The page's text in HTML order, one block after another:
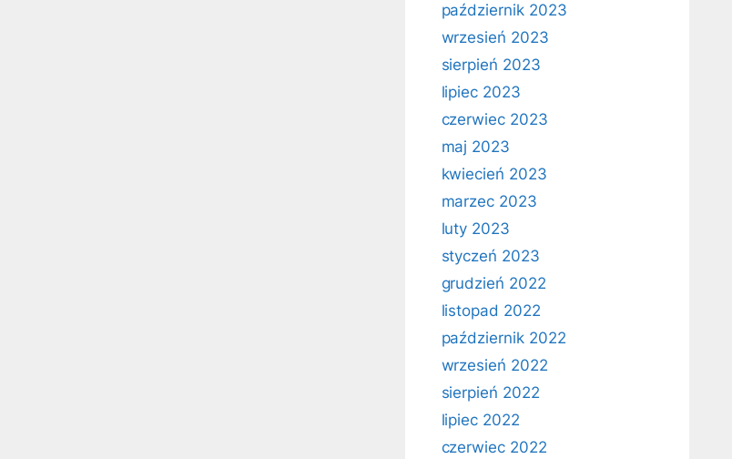
październik 2023
wrzesień 2023
sierpień 2023
lipiec 2023
czerwiec 2023
maj 2023
kwiecień 2023
marzec 2023
luty 2023
styczeń 2023
grudzień 2022
listopad 2022
październik 2022
wrzesień 2022
sierpień 2022
lipiec 2022
czerwiec 2022